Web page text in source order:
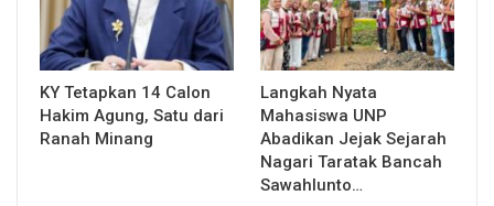
KY Tetapkan 14 Calon
Hakim Agung, Satu dari
Ranah Minang
Langkah Nyata
Mahasiswa UNP
Abadikan Jejak Sejarah
Nagari Taratak Bancah
Sawahlunto…